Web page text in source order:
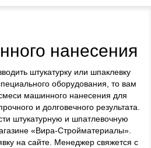
нанесения
штукатурку или шпаклевку
оборудования, то вам
машинного нанесения для
и долговечного результата.
штукатурную и шпатлевочную
«Вира-Стройматериалы».
на сайте. Менеджер свяжется с